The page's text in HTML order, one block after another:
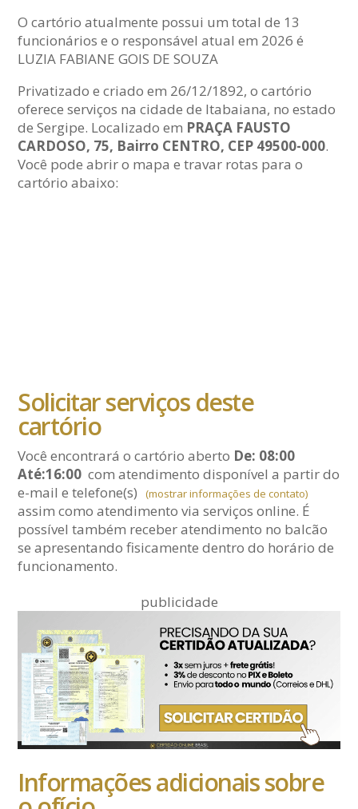
O cartório atualmente possui um total de 13
funcionários e o responsável atual em 2026 é
LUZIA FABIANE GOIS DE SOUZA
Privatizado e criado em 26/12/1892, o cartório
oferece serviços na cidade de Itabaiana, no estado
de Sergipe. Localizado em PRAÇA FAUSTO
CARDOSO, 75, Bairro CENTRO, CEP 49500-000.
Você pode abrir o mapa e travar rotas para o
cartório abaixo:
Solicitar serviços deste
cartório
Você encontrará o cartório aberto De: 08:00
Até:16:00 com atendimento disponível a partir do
e-maile telefone(s) (mostrar informações de contato)
assim como atendimento via serviços online. É
possível também receber atendimento no balcão
se apresentando fisicamente dentro do horário de
funcionamento.
publicidade
Informações adicionais sobre